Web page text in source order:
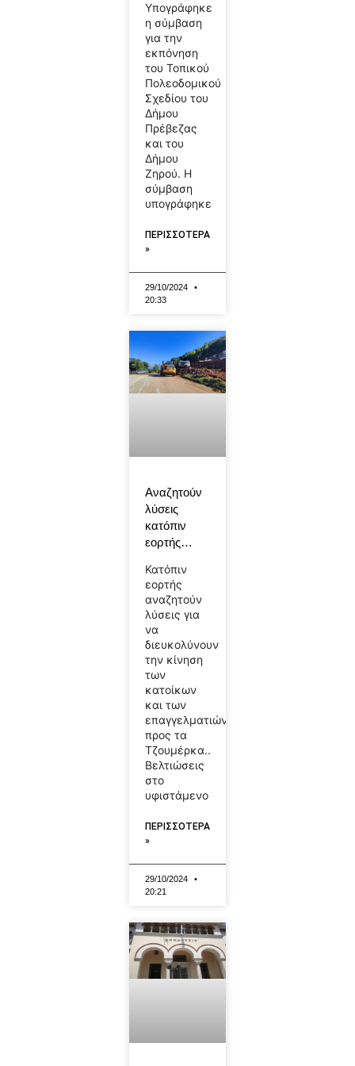
Υπογράφηκε
η σύμβαση
για την
εκπόνηση
του Τοπικού
Πολεοδομικού
Σχεδίου του
Δήμου
Πρέβεζας
και του
Δήμου
Ζηρού. Η
σύμβαση
υπογράφηκε
ΠΕΡΙΣΣΟΤΕΡΑ
»
29/10/2024
20:33
Αναζητούν
λύσεις
κατόπιν
εορτής…
Κατόπιν
εορτής
αναζητούν
λύσεις για
να
διευκολύνουν
την κίνηση
των
κατοίκων
και των
επαγγελματιών
προς τα
Τζουμέρκα..
Βελτιώσεις
στο
υφιστάμενο
ΠΕΡΙΣΣΟΤΕΡΑ
»
29/10/2024
20:21